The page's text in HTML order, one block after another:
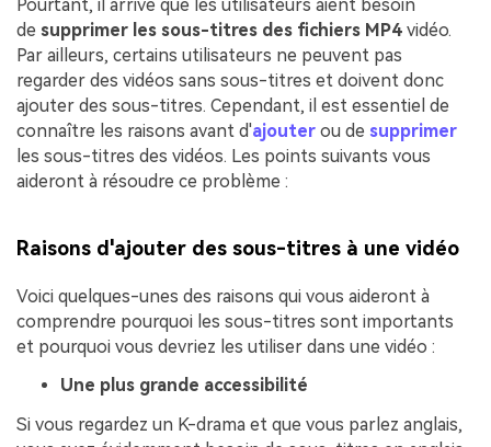
Pourtant, il arrive que les utilisateurs aient besoin
de supprimer les sous-titres des fichiers MP4 vidéo.
Par ailleurs, certains utilisateurs ne peuvent pas
regarder des vidéos sans sous-titres et doivent donc
ajouter des sous-titres. Cependant, il est essentiel de
connaître les raisons avant d'ajouter ou de supprimer
les sous-titres des vidéos. Les points suivants vous
aideront à résoudre ce problème :
Raisons d'ajouter des sous-titres à une vidéo
Voici quelques-unes des raisons qui vous aideront à
comprendre pourquoi les sous-titres sont importants
et pourquoi vous devriez les utiliser dans une vidéo :
Une plus grande accessibilité
Si vous regardez un K-drama et que vous parlez anglais,